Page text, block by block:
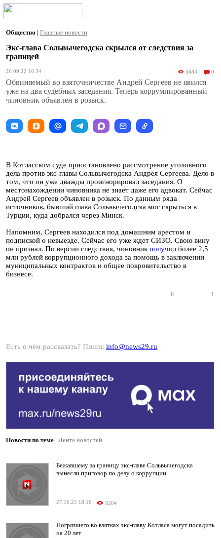
Общество | Главные новости
Экс-глава Сольвычегодска скрылся от следствия за
границей
26.09.22 16:34 5683 0
Обвиняемый во взяточничестве Андрей Сергеев не явился
уже на два судебных заседания. Теперь коррумпированный
чиновник объявлен в розыск.
В Котласском суде приостановлено рассмотрение уголовного
дела против экс-главы Сольвычегодска Андрея Сергеева. Дело в
том, что он уже дважды проигнорировал заседания. О
местонахождении чиновника не знает даже его адвокат. Сейчас
Андрей Сергеев объявлен в розыск. По данным ряда
источников, бывший глава Сольвычегодска мог скрыться в
Турции, куда добрался через Минск.
Напомним, Сергеев находился под домашним арестом и
подпиской о невыезде. Сейчас его уже ждет СИЗО. Свою вину
он признал. По версии следствия, чиновник получил более 2,5
млн рублей коррупционного дохода за помощь в заключении
муниципальных контрактов и общее покровительство в
бизнесе.
0 1
Есть о чём рассказать? Пиши: info@news29.ru
Новости по теме | Лента новостей
Бежавшему за границу экс-главе Сольвычегодска
вынесли приговор по делу о коррупции
27.10.23 18:16 3204
Погрязшего во взятках экс-главу Котласа могут посадить
на 20 лет